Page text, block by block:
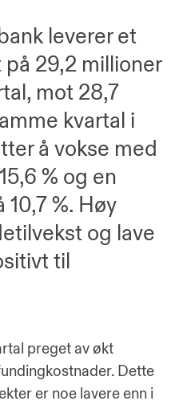
leverer et
29,2 millioner
mot 28,7
kvartal i
å vokse med
% og en
%. Høy
og lave
til
preget av økt
Dette
er noe lavere enn i